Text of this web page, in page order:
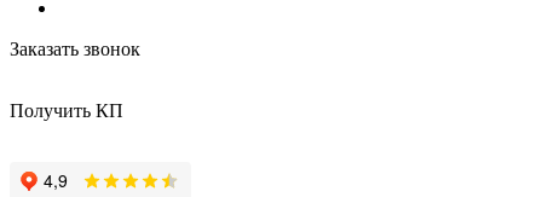
Заказать звонок
Получить КП